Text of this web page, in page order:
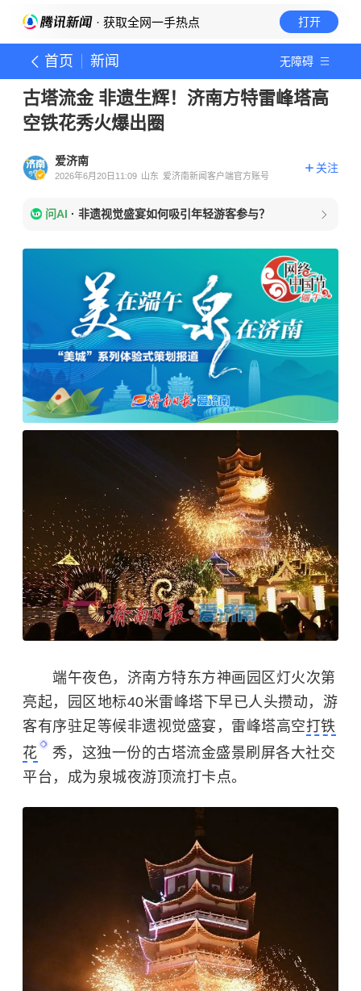
· 获取全网一手热点 打开
首页 新闻 无障碍
古塔流金 非遗生辉！济南方特雷峰塔高
空铁花秀火爆出圈
爱济南
2026年6月20日11:09 山东 爱济南新闻客户端官方账号
关注
问AI · 非遗视觉盛宴如何吸引年轻游客参与？
端午夜色，济南方特东方神画园区灯火次第
亮起，园区地标40米雷峰塔下早已人头攒动，游
客有序驻足等候非遗视觉盛宴，雷峰塔高空打铁
花
秀，这独一份的古塔流金盛景刷屏各大社交
平台，成为泉城夜游顶流打卡点。